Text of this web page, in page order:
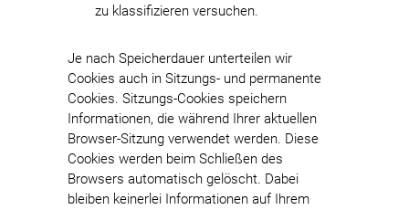
zu klassifizieren versuchen.
Je nach Speicherdauer unterteilen wir
Cookies auch in Sitzungs- und permanente
Cookies. Sitzungs-Cookies speichern
Informationen, die während Ihrer aktuellen
Browser-Sitzung verwendet werden. Diese
Cookies werden beim Schließen des
Browsers automatisch gelöscht. Dabei
bleiben keinerlei Informationen auf Ihrem